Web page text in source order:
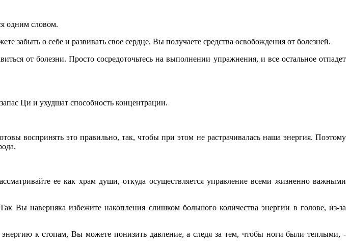
одним словом.
забыть о себе и развивать свое сердце, Вы получаете средства освобождения от болезней.
от болезни. Просто сосредоточьтесь на выполнении упражнения, и все остальное отпадет
Ци и ухудшат способность концентрации.
воспринять это правильно, так, чтобы при этом не растрачивалась наша энергия. Поэтому
ее как храм души, откуда осуществляется управление всеми жизненно важными
Вы наверняка избежите накопления слишком большого количества энергии в голове, из-за
к стопам, Вы можете понизить давление, а следя за тем, чтобы ноги были теплыми, -